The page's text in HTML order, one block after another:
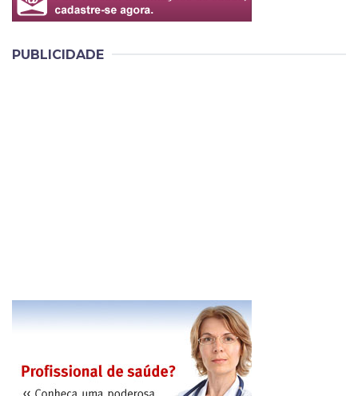
PUBLICIDADE